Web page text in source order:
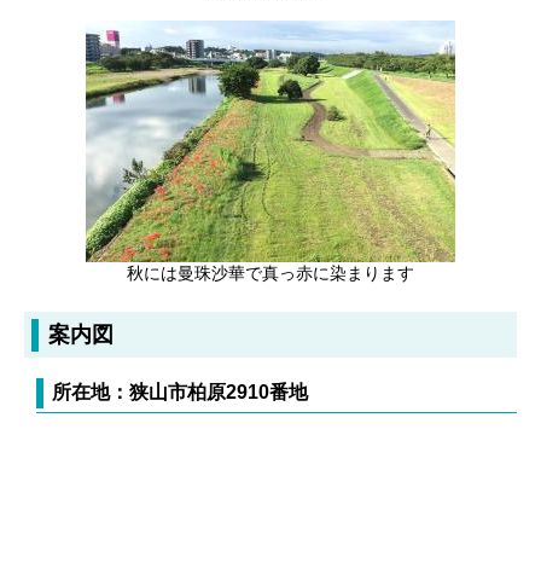
秋には曼珠沙華で真っ赤に染まります
案内図
所在地：狭山市柏原2910番地